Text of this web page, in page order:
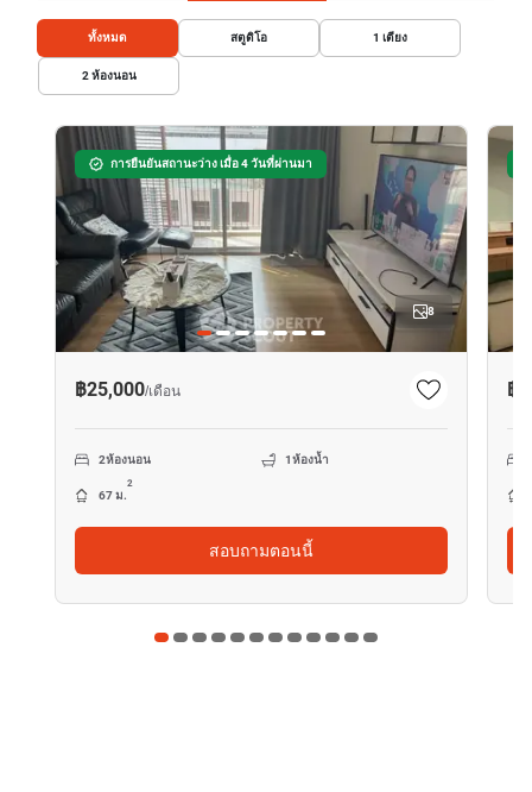
ทั้งหมด สตูดิโอ 1 เตียง
2 ห้องนอน
การยืนยันสถานะว่าง เมื่อ 4 วันที่ผ่านมา
8
฿25,000/เดือน
2ห้องนอน 1ห้องน้ำ
67 ม.
2
สอบถามตอนนี้
฿